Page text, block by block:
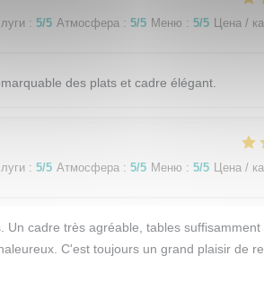
: 5/5 Атмосфера : 5/5 Меню : 5/5 Цена /
des plats et cadre élégant.
: 5/5 Атмосфера : 5/5 Меню : 5/5 Цена /
cadre très agréable, tables suffisamment
C'est toujours un grand plaisir de